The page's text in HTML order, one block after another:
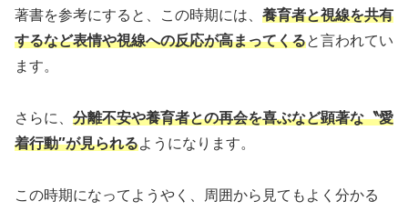
著書を参考にすると、この時期には、 養育者と視線を共有
するなど表情や視線への反応が高まってくると言われてい
ます。
さらに、 分離不安や養育者との再会を喜ぶなど顕著な〝愛
着行動″が見られるようになります。
この時期になってようやく、周囲から見てもよく分かる